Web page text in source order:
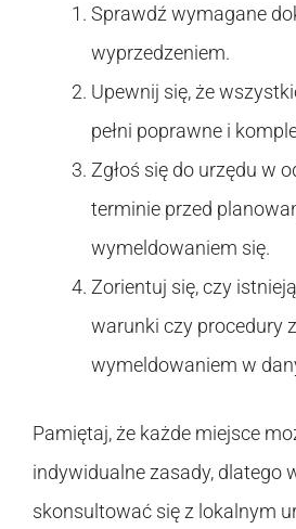
Sprawdź wymagane
wyprzedzeniem.
Upewnij się, że
pełni poprawne i
Zgłoś się do urzędu w
terminie przed
wymeldowaniem się.
Zorientuj się, czy
warunki czy procedury
wymeldowaniem w
Pamiętaj, że każde miejsce
indywidualne zasady, dlatego
skonsultować się z lokalnym